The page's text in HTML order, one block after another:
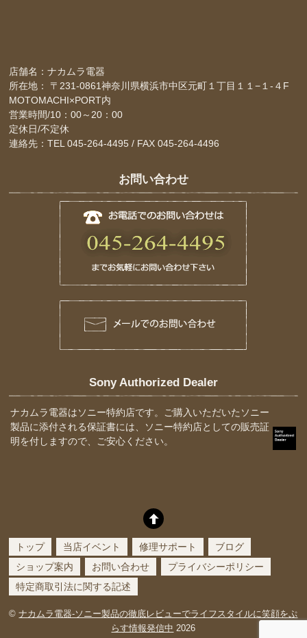
店舗名：ナカムラ電器
所在地： 〒231-0861神奈川県横浜市中区元町１丁目１１−１-４F
MOTOMACHI×PORT内
営業時間/10：00～20：00
定休日/不定休
連絡先：TEL 045-264-4495 / FAX 045-264-4496
お問い合わせ
Sony Authorized Dealer
ナカムラ電器はソニー特約店です。ご購入いただいたソニー
製品に添付される保証書には、ソニー特約店としての販売証
明を付しますので、ご安心ください。
トップ 当店イベント 修理サポート
ブログ
ショップ案内
お問い合わせ
プライバシーポリシー
特定商取引法に関する記述
©ナカムラ電器-ソニー製品の徹底レビューでライフスタイルに笑顔をぷ
らす情報発信中 2026